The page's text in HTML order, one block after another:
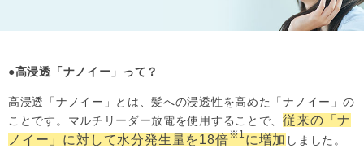
●高浸透「ナノイー」って？
高浸透「ナノイー」とは、髪への浸透性を高めた「ナノイー」の
ことです。マルチリーダー放電を使用することで、従来の「ナ
ノイー」に対して水分発生量を18倍※1に増加 しました。